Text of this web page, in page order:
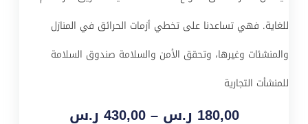
للغاية. فهي تساعدنا على تخطي أزمات الحرائق في المنازل
والمنشئات وغيرها، وتحقق الأمن والسلامة صندوق السلامة
للمنشأت التجارية
180,00 ر.س –
430,00 ر.س